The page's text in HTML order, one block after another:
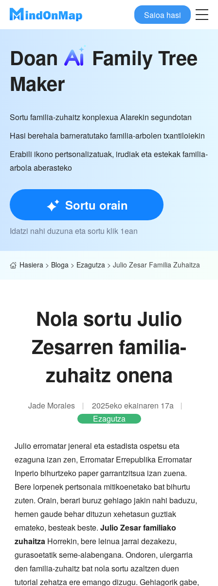
Saioa hasi
Doan
Family Tree
Maker
Sortu familia-zuhaitz konplexua AIarekin segundotan
Hasi berehala barneratutako familia-arbolen txantiloiekin
Erabili ikono pertsonalizatuak, irudiak eta estekak familia-
arbola aberasteko
Sortu orain
Idatzi nahi duzuna eta sortu klik 1ean
Hasiera > Bloga > Ezagutza > Julio Zesar Familia Zuhaitza
Nola sortu Julio
Zesarren familia-
zuhaitz onena
Jade Morales
2025eko ekainaren 17a
Ezagutza
Julio erromatar jeneral eta estadista ospetsu eta
ezaguna izan zen, Erromatar Errepublika Erromatar
Inperio bihurtzeko paper garrantzitsua izan zuena.
Bere lorpenek pertsonaia mitikoenetako bat bihurtu
zuten. Orain, berari buruz gehiago jakin nahi baduzu,
hemen gaude behar dituzun xehetasun guztiak
emateko, besteak beste. Julio Zesar familiako
zuhaitza Horrekin, bere leinua jarrai dezakezu,
gurasoetatik seme-alabengana. Ondoren, ulergarria
den familia-zuhaitz bat nola sortu azaltzen duen
tutorial zehatza ere emango dizugu. Gehiagorik gabe,